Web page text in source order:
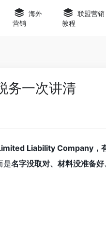
海外
营销
联盟营销
教程
务一次讲清
Liability Company，
是名字没取对、材料没准备